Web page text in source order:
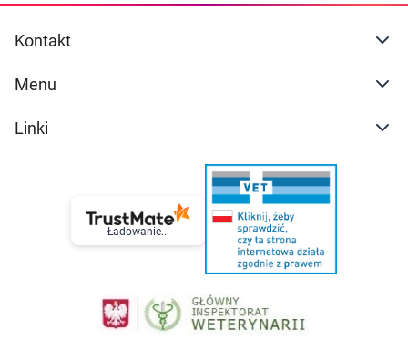
Kontakt
Menu
Linki
Ładowanie...